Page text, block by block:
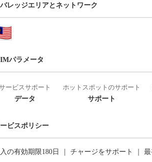
レッジエリアとネットワーク
パラメータ
ービスサポート
データ
ホットスポットのサポート
サポート
ビスポリシー
の有効期限180日 ｜ チャージをサポート ｜